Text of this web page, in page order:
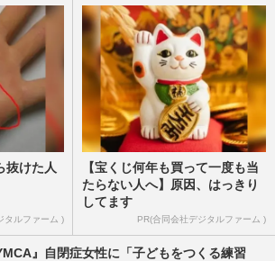
抜けた人
タルファーム )
【宝くじ何年も買って一度も当
たらない人へ】原因、はっきり
してます
PR(合同会社デジタルファーム )
』自閉症女性に「子どもをつくる練習